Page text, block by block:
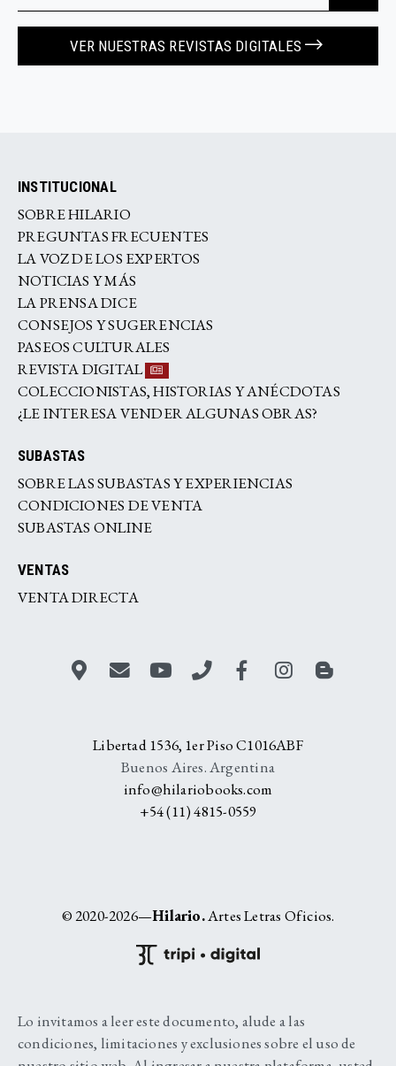
VER NUESTRAS REVISTAS DIGITALES
INSTITUCIONAL
SOBRE HILARIO
PREGUNTAS FRECUENTES
LA VOZ DE LOS EXPERTOS
NOTICIAS Y MÁS
LA PRENSA DICE
CONSEJOS Y SUGERENCIAS
PASEOS CULTURALES
REVISTA DIGITAL
COLECCIONISTAS, HISTORIAS Y ANÉCDOTAS
¿LE INTERESA VENDER ALGUNAS OBRAS?
SUBASTAS
SOBRE LAS SUBASTAS Y EXPERIENCIAS
CONDICIONES DE VENTA
SUBASTAS ONLINE
VENTAS
VENTA DIRECTA
Libertad 1536, 1er Piso C1016ABF
Buenos Aires. Argentina
info@hilariobooks.com
+54 (11) 4815-0559
© 2020-2026—Hilario.Artes Letras Oficios.
Lo invitamos a leer este documento, alude a las
condiciones, limitaciones y exclusiones sobre el uso de